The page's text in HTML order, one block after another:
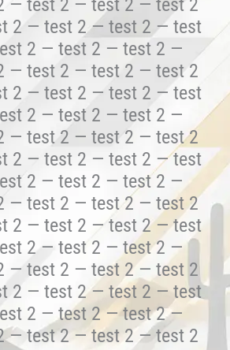
2 — test 2 — test 2 — test
2 — test 2 — test 2 —
— test 2 — test 2 — test 2
2 — test 2 — test 2 — test
2 — test 2 — test 2 —
— test 2 — test 2 — test 2
2 — test 2 — test 2 — test
2 — test 2 — test 2 —
— test 2 — test 2 — test 2
2 — test 2 — test 2 — test
2 — test 2 — test 2 —
— test 2 — test 2 — test 2
2 — test 2 — test 2 — test
2 — test 2 — test 2 —
— test 2 — test 2 — test 2